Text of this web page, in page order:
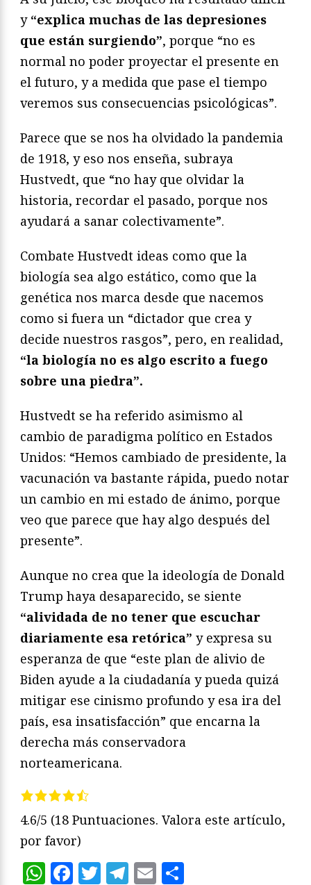
y “explica muchas de las depresiones
que están surgiendo”, porque “no es
normal no poder proyectar el presente en
el futuro, y a medida que pase el tiempo
veremos sus consecuencias psicológicas”.
Parece que se nos ha olvidado la pandemia
de 1918, y eso nos enseña, subraya
Hustvedt, que “no hay que olvidar la
historia, recordar el pasado, porque nos
ayudará a sanar colectivamente”.
Combate Hustvedt ideas como que la
biología sea algo estático, como que la
genética nos marca desde que nacemos
como si fuera un “dictador que crea y
decide nuestros rasgos”, pero, en realidad,
“la biología no es algo escrito a fuego
sobre una piedra”.
Hustvedt se ha referido asimismo al
cambio de paradigma político en Estados
Unidos: “Hemos cambiado de presidente, la
vacunación va bastante rápida, puedo notar
un cambio en mi estado de ánimo, porque
veo que parece que hay algo después del
presente”.
Aunque no crea que la ideología de Donald
Trump haya desaparecido, se siente
“alividada de no tener que escuchar
diariamente esa retórica” y expresa su
esperanza de que “este plan de alivio de
Biden ayude a la ciudadanía y pueda quizá
mitigar ese cinismo profundo y esa ira del
país, esa insatisfacción” que encarna la
derecha más conservadora
norteamericana.
4.6/5 (18 Puntuaciones. Valora este artículo,
por favor)
WhatsApp
Facebook
Twitter
Telegram
Email